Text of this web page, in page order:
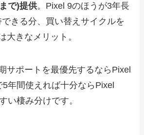
で)提供。Pixel 9のほうが3年長
きる分、買い替えサイクルを
大きなメリット。
サポートを最優先するならPixel
年間使えれば十分ならPixel
い棲み分けです。